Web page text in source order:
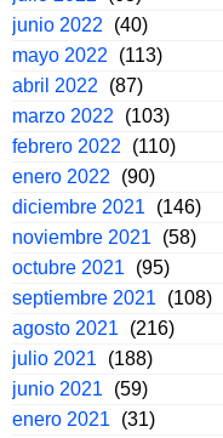
junio 2022
(40)
mayo 2022
(113)
abril 2022
(87)
marzo 2022
(103)
febrero 2022
(110)
enero 2022
(90)
diciembre 2021
(146)
noviembre 2021
(58)
octubre 2021
(95)
septiembre 2021
(108)
agosto 2021
(216)
julio 2021
(188)
junio 2021
(59)
enero 2021
(31)